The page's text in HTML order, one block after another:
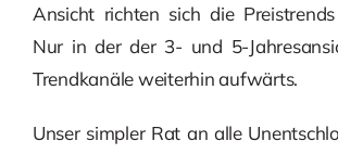
Ansicht richten sich die
Nur in der der 3- und 5-
Trendkanäle weiterhin aufwärts.
Unser simpler Rat an alle